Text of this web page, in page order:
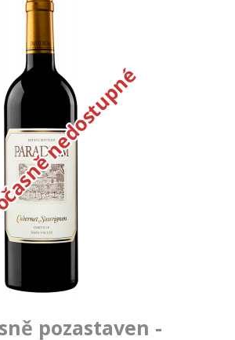
Dočasně nedostupné